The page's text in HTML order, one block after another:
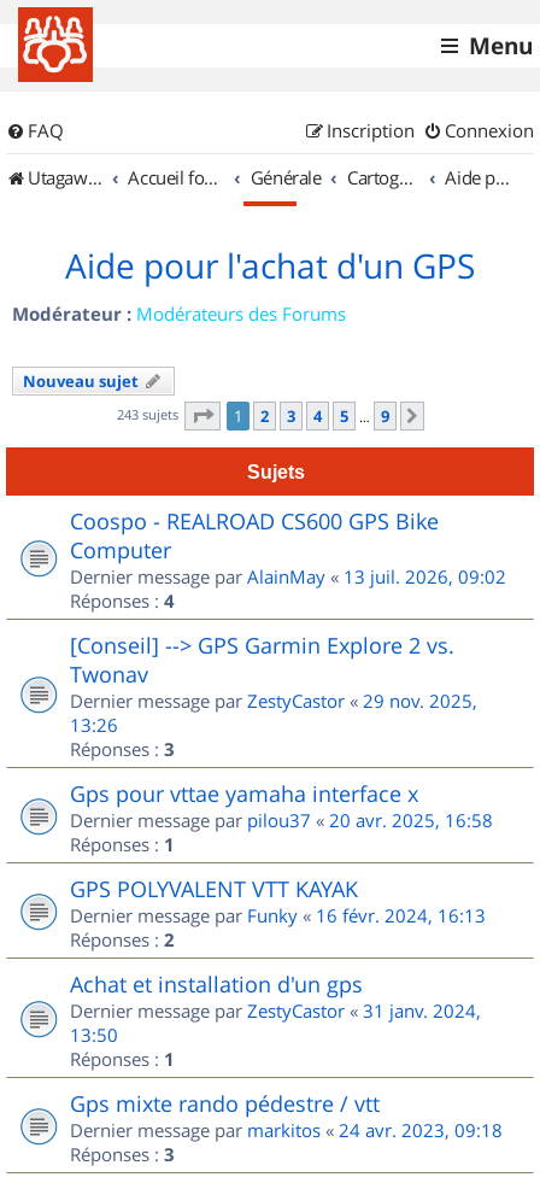
Menu
FAQ Connexion
Inscription
UtagawaVTT (Randos VTT et VTTAE avec traces GPS)
Accueil forum Générale Cartographie et GPS Aide pour l'achat d'un GPS
Aide pour l'achat d'un GPS
Modérateur : Modérateurs des Forums
Nouveau sujet
243 sujets Page 1sur
1 2 3 4 5 … 9
Sujets
Coospo - REALROAD CS600 GPS Bike
Computer
Dernier message par AlainMay « 13 juil. 2026, 09:02
Réponses : 4
[Conseil] --> GPS Garmin Explore 2 vs.
Twonav
Dernier message par ZestyCastor « 29 nov. 2025,
13:26
Réponses : 3
Gps pour vttae yamaha interface x
Dernier message par pilou37 « 20 avr. 2025, 16:58
Réponses : 1
GPS POLYVALENT VTT KAYAK
Dernier message par Funky « 16 févr. 2024, 16:13
Réponses : 2
Achat et installation d'un gps
Dernier message par ZestyCastor « 31 janv. 2024,
13:50
Réponses : 1
Gps mixte rando pédestre / vtt
Dernier message par markitos « 24 avr. 2023, 09:18
Réponses : 3